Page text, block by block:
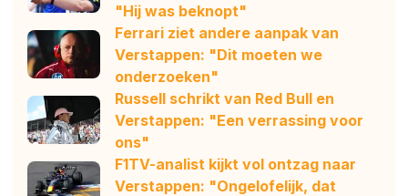
"Hij was beknopt"
Ferrari ziet andere aanpak van
Verstappen: "Dit moeten we
onderzoeken"
Russell schrikt van Red Bull en
Verstappen: "Een verrassing voor
ons"
F1TV-analist kijkt vol ontzag naar
Verstappen: "Ongelofelijk, dat